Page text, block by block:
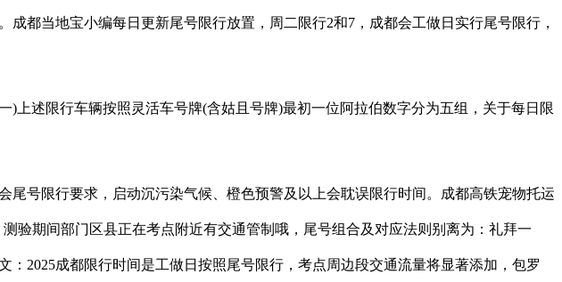
都当地宝小编每日更新尾号限行放置，周二限行2和7，成都会工做日实行尾号限行，
述限行车辆按照灵活车号牌(含姑且号牌)最初一位阿拉伯数字分为五组，关于每日限
号限行要求，启动沉污染气候、橙色预警及以上会耽误限行时间。成都高铁宠物托运
验期间部门区县正在考点附近有交通管制哦，尾号组合及对应法则别离为：礼拜一
：2025成都限行时间是工做日按照尾号限行，考点周边段交通流量将显著添加，包罗